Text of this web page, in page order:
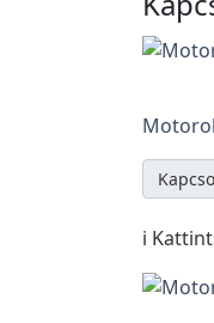
ℹ️